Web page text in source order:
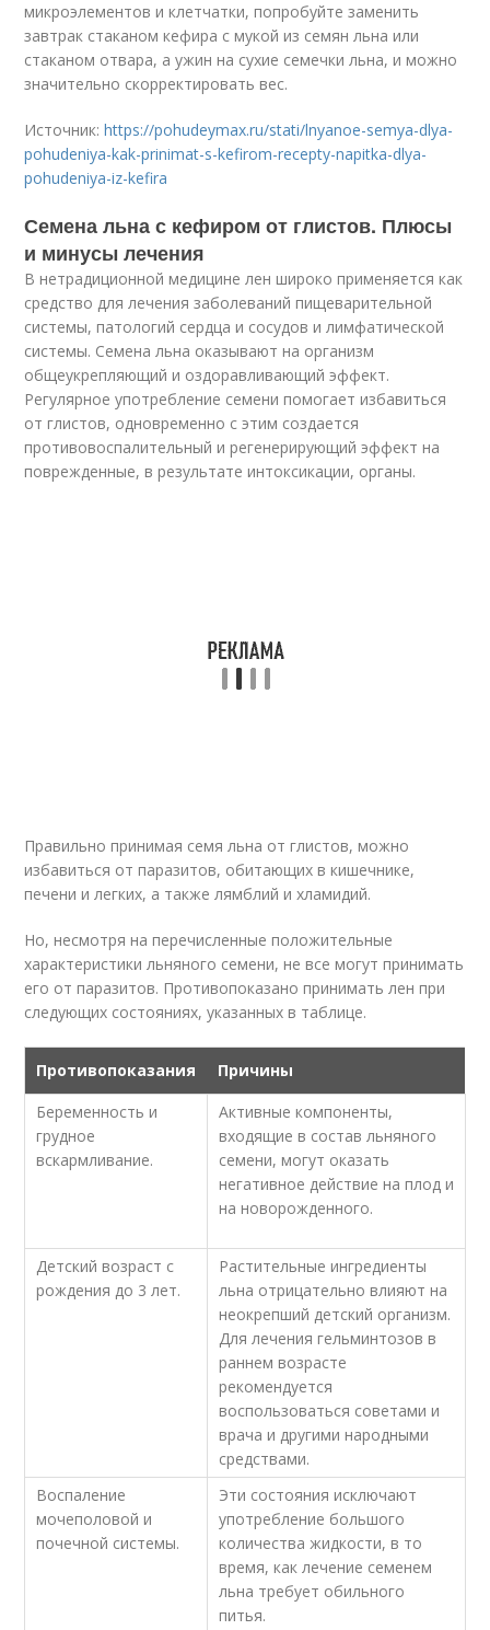
микроэлементов и клетчатки, попробуйте заменить
завтрак стаканом кефира с мукой из семян льна или
стаканом отвара, а ужин на сухие семечки льна, и можно
значительно скорректировать вес.
Источник:https://pohudeymax.ru/stati/lnyanoe-semya-dlya-
pohudeniya-kak-prinimat-s-kefirom-recepty-napitka-dlya-
pohudeniya-iz-kefira
Семена льна с кефиром от глистов. Плюсы
и минусы лечения
В нетрадиционной медицине лен широко применяется как
средство для лечения заболеваний пищеварительной
системы, патологий сердца и сосудов и лимфатической
системы. Семена льна оказывают на организм
общеукрепляющий и оздоравливающий эффект.
Регулярное употребление семени помогает избавиться
от глистов, одновременно с этим создается
противовоспалительный и регенерирующий эффект на
поврежденные, в результате интоксикации, органы.
Правильно принимая семя льна от глистов, можно
избавиться от паразитов, обитающих в кишечнике,
печени и легких, а также лямблий и хламидий.
Но, несмотря на перечисленные положительные
характеристики льняного семени, не все могут принимать
его от паразитов. Противопоказано принимать лен при
следующих состояниях, указанных в таблице.
Противопоказания
Причины
Беременность и
грудное
вскармливание.
Активные компоненты,
входящие в состав льняного
семени, могут оказать
негативное действие на плод и
на новорожденного.
Детский возраст с
рождения до 3 лет.
Растительные ингредиенты
льна отрицательно влияют на
неокрепший детский организм.
Для лечения гельминтозов в
раннем возрасте
рекомендуется
воспользоваться советами и
врача и другими народными
средствами.
Воспаление
мочеполовой и
почечной системы.
Эти состояния исключают
употребление большого
количества жидкости, в то
время, как лечение семенем
льна требует обильного
питья.